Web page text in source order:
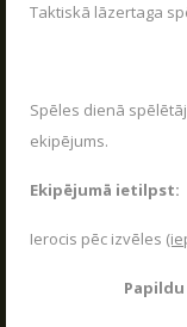
Taktiskā lāzertaga
Spēles dienā
ekipējums.
Ekipējumā ietilpst:
Ierocis pēc izvēles